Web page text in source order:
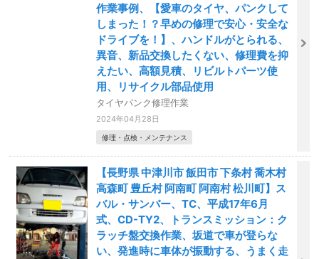
作業事例、【愛車のタイヤ、パンクして
しまった！？早めの修理で安心・安全な
ドライブを！】、ハンドルがとられる、
異音、新品交換したくない、修理費を抑
えたい、高額見積、リビルトパーツ使
用、リサイクル部品使用
タイヤパンク修理作業
2024年04月28日
修理・点検・メンテナンス
【長野県 中津川市 飯田市 下条村 喬木村
高森町 豊丘村 阿南町 阿南村 松川町】ス
バル・サンバー、TC、平成17年6月
式、CD-TY2、トランスミッション：ク
ラッチ盤交換作業、坂道で車が登らな
い、発進時に車体が振動する、うまく走